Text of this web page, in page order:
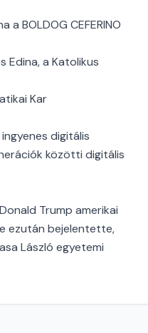
BOLDOG CEFERINO
Edina, a Katolikus
Kar
digitális
közötti digitális
Trump amerikai
ezután bejelentette,
László egyetemi